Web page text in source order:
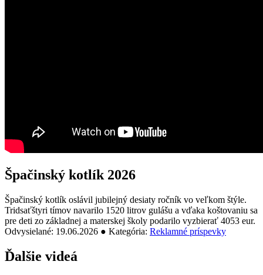
Špačinský kotlík 2026
Špačinský kotlík oslávil jubilejný desiaty ročník vo veľkom štýle.
Tridsaťštyri tímov navarilo 1520 litrov gulášu a vďaka koštovaniu sa
pre deti zo základnej a materskej školy podarilo vyzbierať 4053 eur.
Odvysielané: 19.06.2026 ● Kategória: Reklamné príspevky
Ďalšie videá